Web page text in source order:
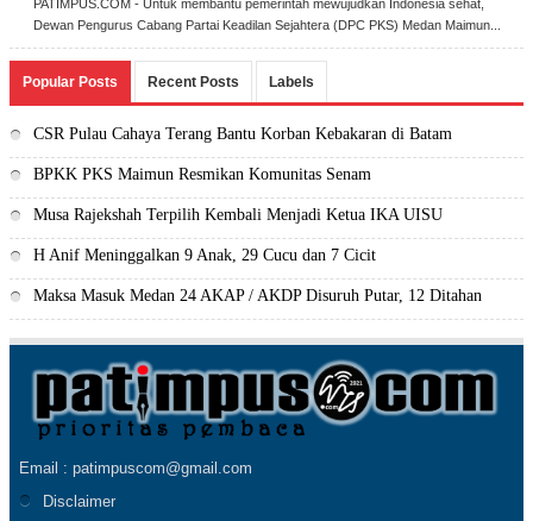
PATIMPUS.COM - Untuk membantu pemerintah mewujudkan Indonesia sehat,
Dewan Pengurus Cabang Partai Keadilan Sejahtera (DPC PKS) Medan Maimun...
Popular Posts Recent Posts Labels
CSR Pulau Cahaya Terang Bantu Korban Kebakaran di Batam
BPKK PKS Maimun Resmikan Komunitas Senam
Musa Rajekshah Terpilih Kembali Menjadi Ketua IKA UISU
H Anif Meninggalkan 9 Anak, 29 Cucu dan 7 Cicit
Maksa Masuk Medan 24 AKAP / AKDP Disuruh Putar, 12 Ditahan
Email : patimpuscom@gmail.com
Disclaimer